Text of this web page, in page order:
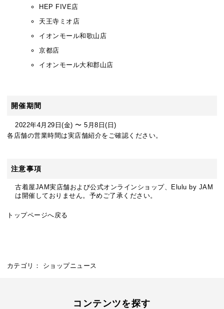
HEP FIVE店
天王寺ミオ店
イオンモール和歌山店
京都店
イオンモール大和郡山店
開催期間
2022年4月 29 日(金) 〜5 月8 日(日)
各店舗の営業時間は実店舗紹介をご確認ください。
注意事項
古着屋JAM実店舗および公式オンラインショップ、Elulu by JAM
は開催しておりません。予めご了承ください。
トップページへ戻る
カテゴリ： ショップニュース
コンテンツを探す